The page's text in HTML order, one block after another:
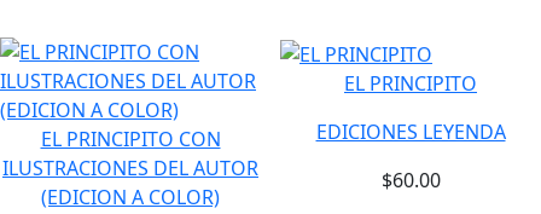
EL PRINCIPITO CON
ILUSTRACIONES DEL AUTOR
(EDICION A COLOR)
EL PRINCIPITO
EDICIONES LEYENDA
$60.00